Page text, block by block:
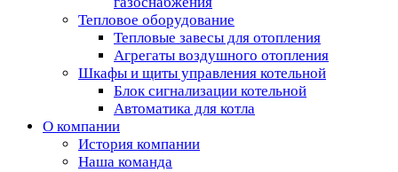
Тепловое оборудование
Тепловые завесы для отопления
Агрегаты воздушного отопления
Шкафы и щиты управления котельной
Блок сигнализации котельной
Автоматика для котла
О компании
История компании
Наша команда